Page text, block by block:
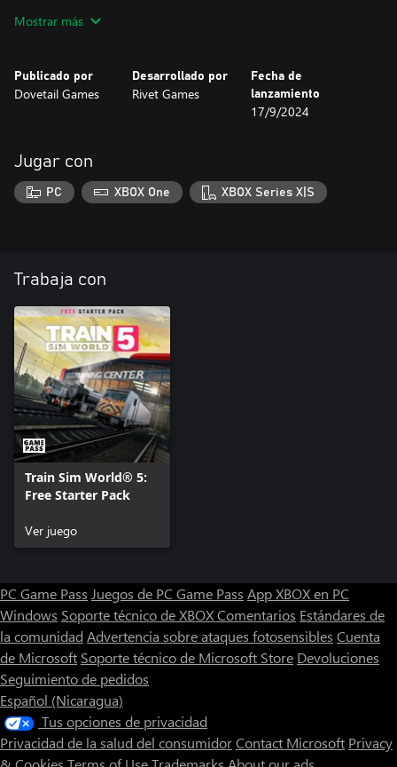
con la Berninalinie de Rivet Games: Tirano - Ospizio Bernina en
Train Sim World 4!
Mostrar más
Publicado por
Dovetail Games
Desarrollado por
Rivet Games
Fecha de
lanzamiento
17/9/2024
Jugar con
PC XBOX One XBOX Series X|S
Trabaja con
Train Sim World® 5:
Free Starter Pack
Ver juego
PC Game Pass Juegos de PC Game Pass App XBOX en PC
Windows Soporte técnico de XBOXComentarios Estándares de
la comunidad Advertencia sobre ataques fotosensibles Cuenta
de Microsoft Soporte técnico de Microsoft Store Devoluciones
Seguimiento de pedidos
Español (Nicaragua)
Tus opciones de privacidad
Privacidad de la salud del consumidorContact Microsoft Privacy